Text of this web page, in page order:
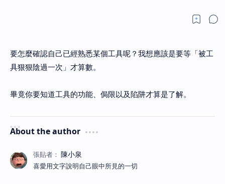
要怎麼確認自己已經熟悉某個工具呢？我想應該是要等「被工
具狠狠陰過一次」才算數。
畢竟你要知道工具的功能、侷限以及陷阱才算是了解。
About the author
喜愛用文字說明自己眼中所見的一切